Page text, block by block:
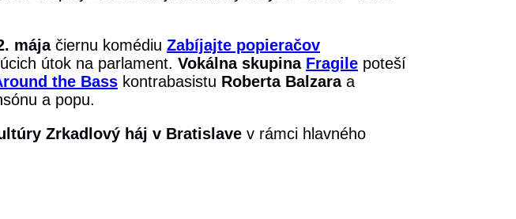
májačiernu komédiu Zabíjajte popieračov
útok na parlament. Vokálna skupina Fragile poteší
the Bass kontrabasistu Roberta Balzaraa
a popu.
Zrkadlový háj v Bratislave v rámci hlavného